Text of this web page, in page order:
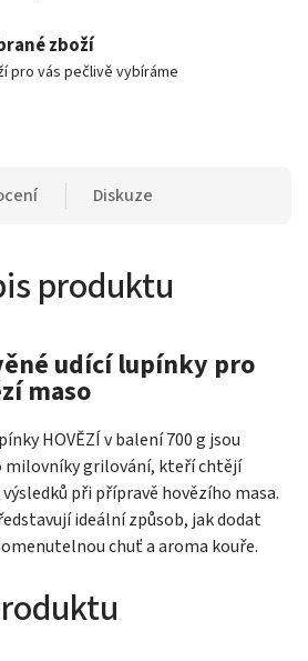
zboží
pro vás pečlivě vybíráme
Diskuze
produktu
udící lupínky pro
maso
HOVĚZÍ v balení 700 g jsou
milovníky grilování, kteří chtějí
při přípravě hovězího masa.
ideální způsob, jak dodat
chuť a aroma kouře.